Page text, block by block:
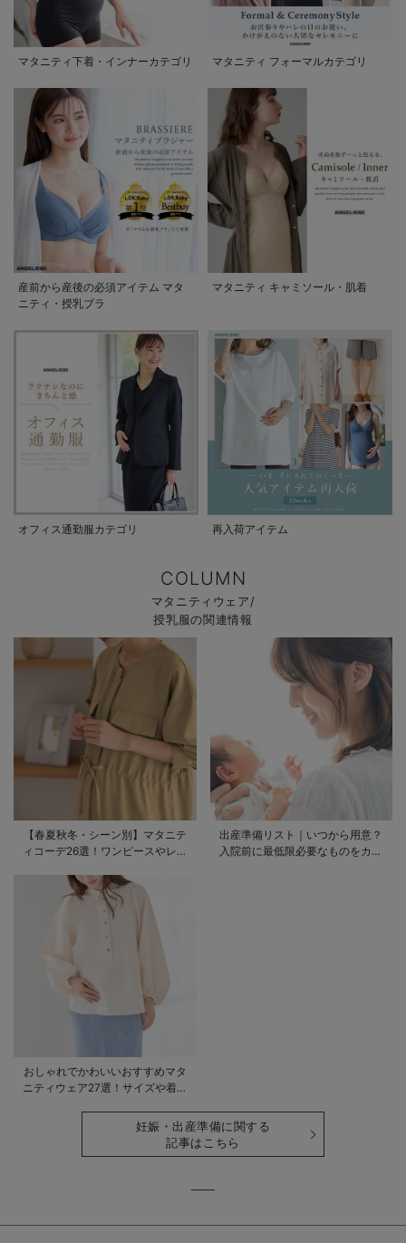
マタニティ下着・インナーカテゴリ マタニティ フォーマルカテゴリ
産前から産後の必須アイテム マタ
ニティ・授乳ブラ
マタニティ キャミソール・肌着
オフィス通勤服カテゴリ 再入荷アイテム
COLUMN
マタニティウェア/
授乳服の関連情報
【春夏秋冬・シーン別】マタニテ
ィコーデ26選！ワンピースやレギ
出産準備リスト｜いつから用意？
入院前に最低限必要なものをカテ
おしゃれでかわいいおすすめマタ
ニティウェア27選！サイズや着る
妊娠・出産準備に関する
記事はこちら